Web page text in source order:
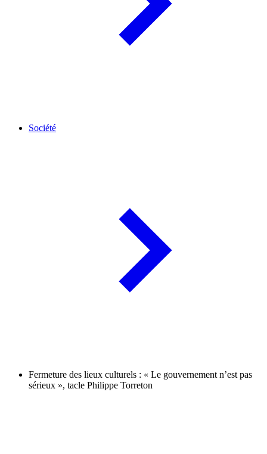
Société
Fermeture des lieux culturels : « Le gouvernement n’est pas
sérieux », tacle Philippe Torreton